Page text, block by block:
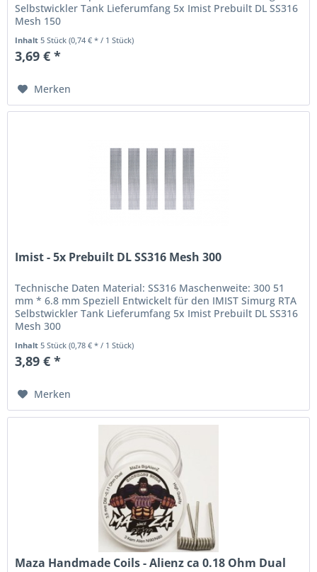
Selbstwickler Tank Lieferumfang 5x Imist Prebuilt DL SS316
Mesh 150
Inhalt 5 Stück(0,74 € * / 1 Stück)
3,69 € *
Merken
Imist - 5x Prebuilt DL SS316 Mesh 300
Technische Daten Material: SS316 Maschenweite: 300 51
mm * 6.8 mm Speziell Entwickelt für den IMIST Simurg RTA
Selbstwickler Tank Lieferumfang 5x Imist Prebuilt DL SS316
Mesh 300
Inhalt5 Stück(0,78 € * / 1 Stück)
3,89 € *
Merken
Maza Handmade Coils - Alienz ca 0.18 Ohm Dual